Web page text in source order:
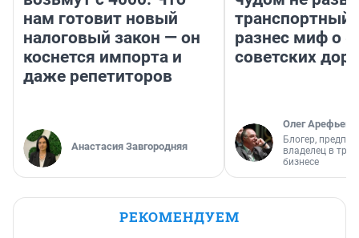
нам готовит новый
налоговый закон — он
коснется импорта и
даже репетиторов
Анастасия Завгородняя
транспортный
разнес миф о
советских
Олег Арефьев
Блогер,
владелец в
бизнесе
РЕКОМЕНДУЕМ